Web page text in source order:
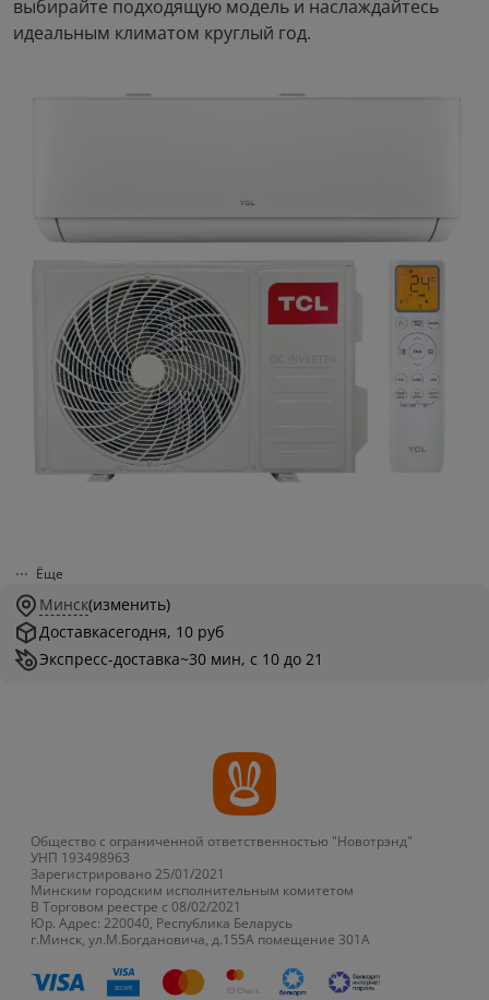
выбирайте подходящую модель и наслаждайтесь
идеальным климатом круглый год.
Ёще
Минск(изменить)
Доставкасегодня, 10 руб
Экспресс-доставка~30 мин, с 10 до 21
Общество с ограниченной ответственностью "Новотрэнд"
УНП 193498963
Зарегистрировано 25/01/2021
Минским городским исполнительным комитетом
В Торговом реестре с 08/02/2021
Юр. Адрес: 220040, Республика Беларусь
г.Минск, ул.М.Богдановича, д.155А помещение 301А